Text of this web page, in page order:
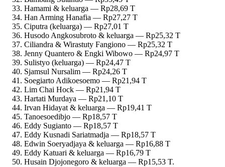
Hamami & keluarga — Rp28,69 T
Han Arming Hanafia — Rp27,27 T
Ciputra (keluarga) — Rp27,01 T
Husodo Angkosubroto & keluarga — Rp25,32 T
Ciliandra & Wirastuty Fangiono — Rp25,32 T
Jenny Quantero & Engki Wibowo — Rp24,97 T
Sulistyo (keluarga) — Rp24,47 T
Sjamsul Nursalim — Rp24,26 T
Soegiarto Adikoesoemo — Rp21,94 T
Lim Chai Hock — Rp21,94 T
Hartati Murdaya — Rp21,10 T
Irvan Hidayat & keluarga — Rp19,41 T
Tanoesoedibjo — Rp18,57 T
Eddy Sugianto — Rp18,57 T
Eddy Kusnadi Sariatmadja — Rp18,57 T
Edwin Soeryadjaya & keluarga — Rp16,88 T
Eddy Katuari & keluarga — Rp16,79 T
Husain Djojonegoro & keluarga — Rp15,53 T.